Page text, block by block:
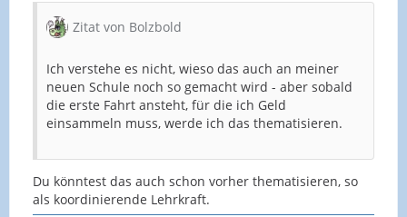
Zitat von Bolzbold
Ich verstehe es nicht, wieso das auch an meiner
neuen Schule noch so gemacht wird - aber sobald
die erste Fahrt ansteht, für die ich Geld
einsammeln muss, werde ich das thematisieren.
Du könntest das auch schon vorher thematisieren, so
als koordinierende Lehrkraft.